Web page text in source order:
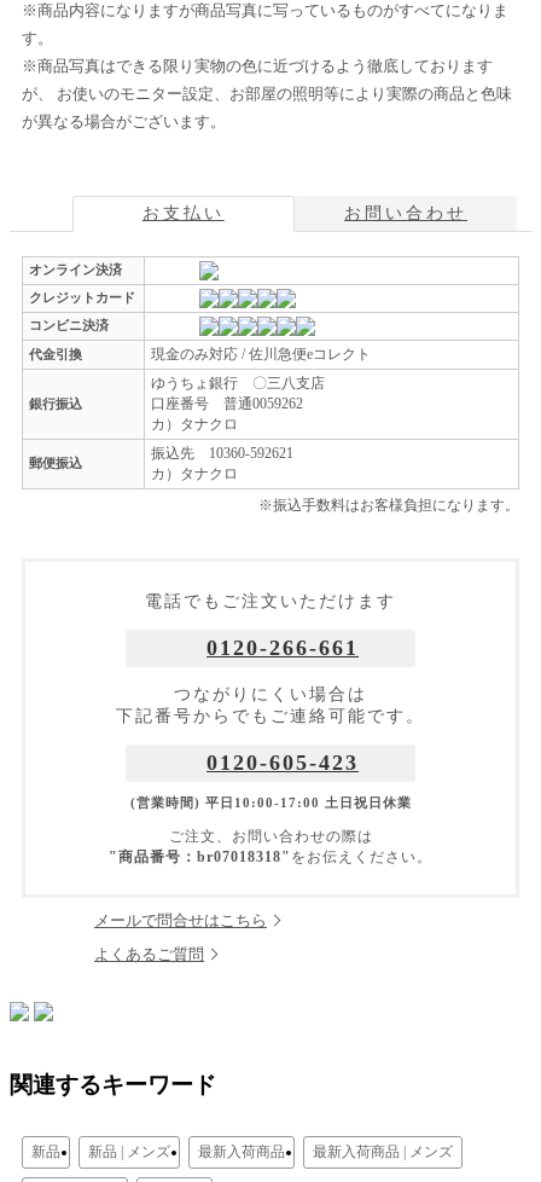
※商品内容になりますが商品写真に写っているものがすべてになりま
す。
※商品写真はできる限り実物の色に近づけるよう徹底しております
が、 お使いのモニター設定、お部屋の照明等により実際の商品と色味
が異なる場合がございます。
お支払い お問い合わせ
オンライン決済
クレジットカード
コンビニ決済
代金引換
現金のみ対応 / 佐川急便eコレクト
銀行振込
ゆうちょ銀行 〇三八支店
口座番号 普通0059262
カ）タナクロ
郵便振込
振込先 10360-592621
カ）タナクロ
※振込手数料はお客様負担になります。
電話でもご注文いただけます
0120-266-661
つながりにくい場合は
下記番号からでもご連絡可能です。
0120-605-423
(営業時間) 平日10:00-17:00 土日祝日休業
ご注文、お問い合わせの際は
"商品番号：br07018318" をお伝えください。
メールで問合せはこちら
よくあるご質問
関連するキーワード
新品 新品 | メンズ 最新入荷商品 最新入荷商品 | メンズ